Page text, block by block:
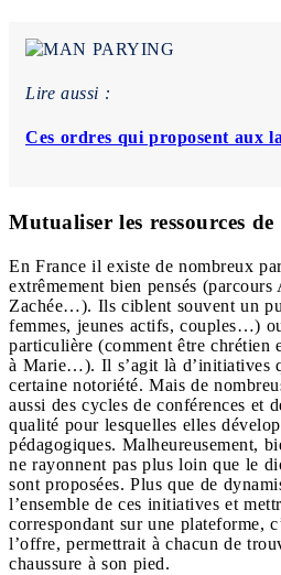
Lire aussi :
Ces ordres qui proposent aux
Mutualiser les ressources
En France il existe de nombreux
extrêmement bien pensés
Zachée…). Ils ciblent souvent un
femmes, jeunes actifs, couples…)
particulière (comment être chrétien
à Marie…). Il s’agit là d’initiatives
certaine notoriété. Mais de
aussi des cycles de conférences et
qualité pour lesquelles elles
pédagogiques. Malheureusement,
ne rayonnent pas plus loin que le
sont proposées. Plus que de
l’ensemble de ces initiatives et
correspondant sur une plateforme,
l’offre, permettrait à chacun de
chaussure à son pied.